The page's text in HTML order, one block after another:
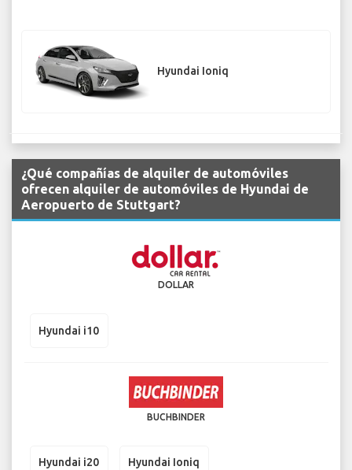
Hyundai Ioniq
¿Qué compañías de alquiler de automóviles
ofrecen alquiler de automóviles de Hyundai de
Aeropuerto de Stuttgart?
DOLLAR
Hyundai i10
BUCHBINDER
Hyundai i20 Hyundai Ioniq